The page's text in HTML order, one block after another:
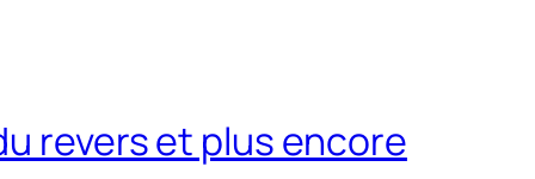
revers et plus encore